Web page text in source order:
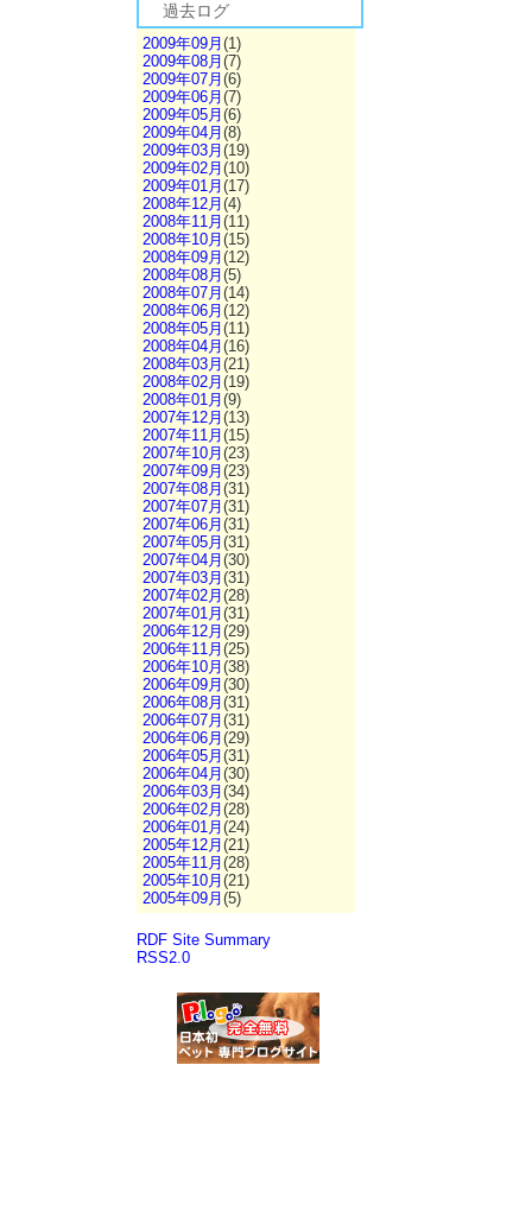
過去ログ
2009年09月 (1)
2009年08月 (7)
2009年07月 (6)
2009年06月 (7)
2009年05月 (6)
2009年04月 (8)
2009年03月 (19)
2009年02月 (10)
2009年01月 (17)
2008年12月 (4)
2008年11月 (11)
2008年10月 (15)
2008年09月 (12)
2008年08月 (5)
2008年07月 (14)
2008年06月 (12)
2008年05月 (11)
2008年04月 (16)
2008年03月 (21)
2008年02月 (19)
2008年01月 (9)
2007年12月 (13)
2007年11月 (15)
2007年10月 (23)
2007年09月 (23)
2007年08月 (31)
2007年07月 (31)
2007年06月 (31)
2007年05月 (31)
2007年04月 (30)
2007年03月 (31)
2007年02月 (28)
2007年01月 (31)
2006年12月 (29)
2006年11月 (25)
2006年10月 (38)
2006年09月 (30)
2006年08月 (31)
2006年07月 (31)
2006年06月 (29)
2006年05月 (31)
2006年04月 (30)
2006年03月 (34)
2006年02月 (28)
2006年01月 (24)
2005年12月 (21)
2005年11月 (28)
2005年10月 (21)
2005年09月 (5)
RDF Site Summary
RSS2.0